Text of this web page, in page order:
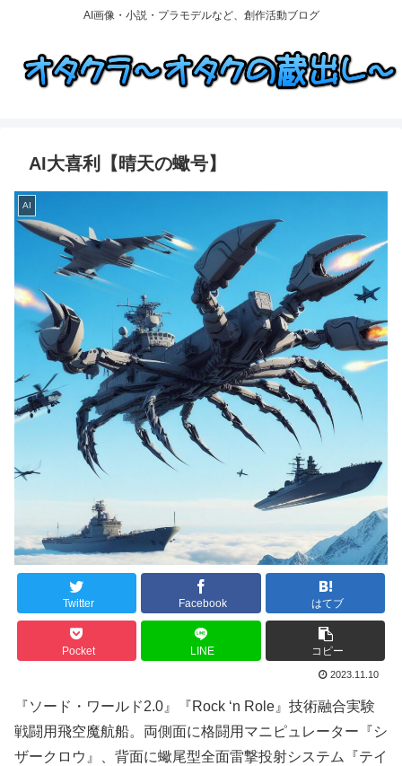
AI画像・小説・プラモデルなど、創作活動ブログ
AI大喜利【晴天の蠍号】
AI
Twitter Facebook はてブ
Pocket LINE コピー
2023.11.10
『ソード・ワールド2.0』『Rock ‘n Role』技術融合実験
戦闘用飛空魔航船。両側面に格闘用マニピュレーター『シ
ザークロウ』、背面に蠍尾型全面雷撃投射システム『テイ